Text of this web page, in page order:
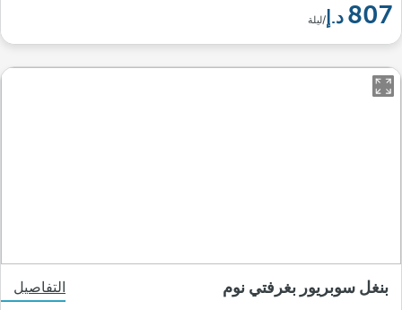
807 /ليلة
بنغل سوبريور بغرفتي نوم
التفاصيل